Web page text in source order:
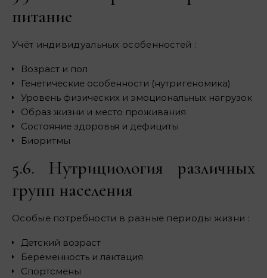
питание
Учёт индивидуальных особенностей :
Возраст и пол
Генетические особенности (нутригеномика)
Уровень физических и эмоциональных нагрузок
Образ жизни и место проживания
Состояние здоровья и дефициты
Биоритмы
5.6. Нутрициология различных
групп населения
Особые потребности в разные периоды жизни :
Детский возраст
Беременность и лактация
Спортсмены